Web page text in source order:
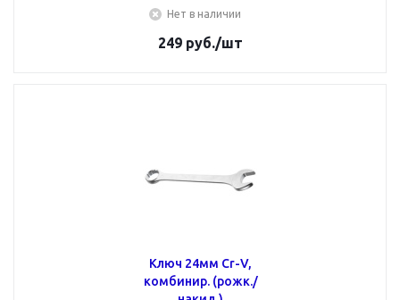
Нет в наличии
249 руб./шт
Ключ 24мм Cr-V,
комбинир. (рожк./